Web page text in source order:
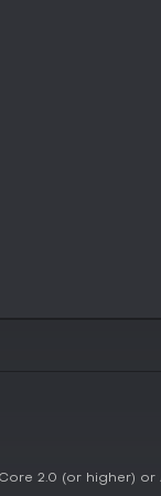
2.0 (or higher) or